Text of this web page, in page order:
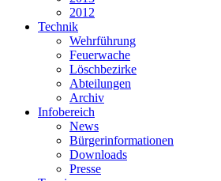
2012
Technik
Wehrführung
Feuerwache
Löschbezirke
Abteilungen
Archiv
Infobereich
News
Bürgerinformationen
Downloads
Presse